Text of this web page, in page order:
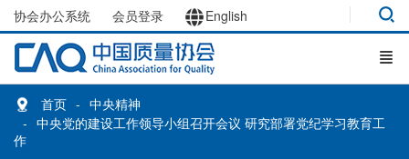
协会办公系统 会员登录 English
首页
中央精神
中央党的建设工作领导小组召开会议 研究部署党纪学习教育工
作